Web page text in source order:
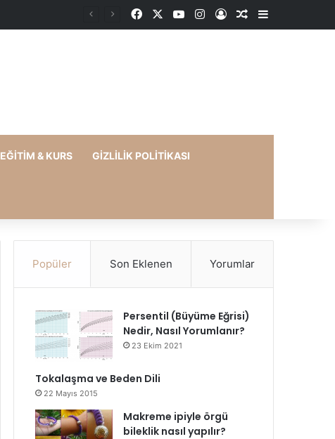
FacebookYouTubeInstagram
Kayıt OlRastgele Makale
Kenar
EĞITIM & KURS GIZLILIK POLITIKASI
Popüler Son Eklenen Yorumlar
Persentil (Büyüme Eğrisi)
Nedir, Nasıl Yorumlanır?
23 Ekim 2021
Tokalaşma ve Beden Dili
22 Mayıs 2015
Makreme ipiyle örgü
bileklik nasıl yapılır?